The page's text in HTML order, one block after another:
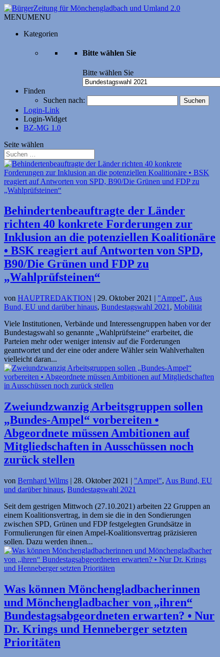
MENUMENU
Kategorien
Bitte wählen Sie
Bitte wählen Sie
Finden
Suchen nach:
Login-Link
Login-Widget
BZ-MG 1.0
Seite wählen
Behindertenbeauftragte der Länder
richten 40 konkrete Forderungen zur
Inklusion an die potenziellen Koalitionäre
• BSK reagiert auf Antworten von SPD,
B90/Die Grünen und FDP zu
„Wahlprüfsteinen“
von HAUPTREDAKTION | 29. Oktober 2021 | "Ampel", Aus
Bund, EU und darüber hinaus, Bundestagswahl 2021 , Mobilität
Viele Institutionen, Verbände und Interessengruppen haben vor der
Bundestagswahl so genannte „Wahlprüfsteine“ erarbeitet, die
Parteien mehr oder weniger intensiv auf die Forderungen
geantwortet und der eine oder andere Wähler sein Wahlverhalten
vielleicht daran...
Zweiundzwanzig Arbeitsgruppen sollen
„Bundes-Ampel“ vorbereiten •
Abgeordnete müssen Ambitionen auf
Mitgliedschaften in Ausschüssen noch
zurück stellen
von Bernhard Wilms | 28. Oktober 2021 | "Ampel", Aus Bund, EU
und darüber hinaus, Bundestagswahl 2021
Seit dem gestrigen Mittwoch (27.10.2021) arbeiten 22 Gruppen an
einem Koalitionsvertrag, in dem sie die in den Sondierungen
zwischen SPD, Grünen und FDP festgelegten Grundsätze in
Formulierungen für einen Ampel-Koalitionsvertrag präzisieren
sollen. Dazu werden ihnen...
Was können Mönchen­glad­bacherinnen
und Mönchen­gladbacher von „ihren“
Bundestags­abgeordneten erwarten? • Nur
Dr. Krings und Henneberger setzten
Prioritäten